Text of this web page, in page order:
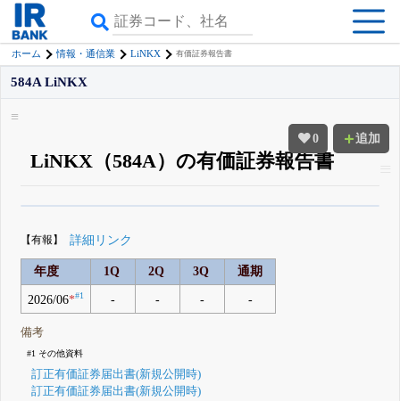
ホーム 情報・通信業 LiNKX 有価証券報告書
0 追加
584A LiNKX
LiNKX（584A）の有価証券報告書
詳しく見られる無料でβ版をはじめる
登録すると永久30%OFFと米株版の先行利用も付きます
【有報】 詳細リンク
年度 1Q 2Q 3Q 通期
2026/06*#1 - - - -
備考
#1 その他資料
訂正有価証券届出書(新規公開時)
訂正有価証券届出書(新規公開時)